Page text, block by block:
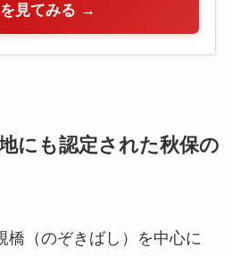
見てみる →
にも認定された秋保の
橋（のぞきばし）を中心に